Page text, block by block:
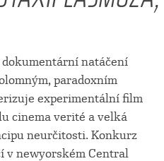
natáčení
paradoxním
experimentální film
cinema verité a velká
neurčitosti. Konkurz
newyorském Central